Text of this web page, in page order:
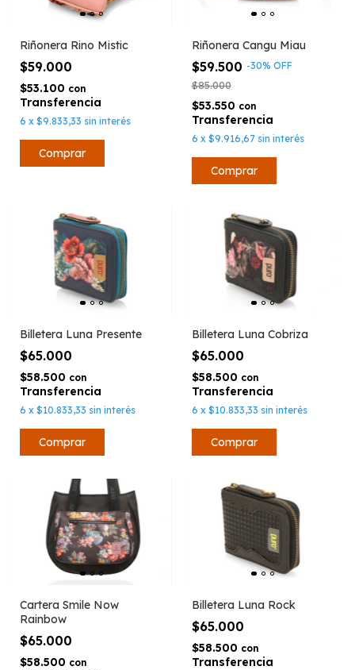
Riñonera Rino Mistic
$59.000
$53.100 con
6 x $9.833,33 sin interés
Riñonera Cangu Miau
$59.500 -30% OFF
$85.000
$53.550 con
6 x $9.916,67 sin interés
Billetera Luna Presente
$65.000
$58.500 con
6 x $10.833,33 sin interés
Billetera Luna Cobriza
$65.000
$58.500 con
6 x $10.833,33 sin interés
Cartera Smile Now
Rainbow
$65.000
$58.500 con
Billetera Luna Rock
$65.000
$58.500 con